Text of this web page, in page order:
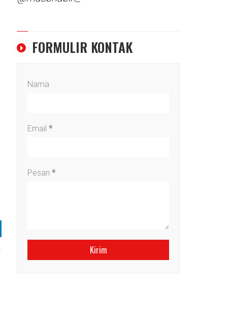
FORMULIR KONTAK
Nama
Email *
Pesan *